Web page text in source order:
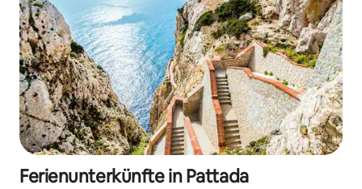
Ferienunterkünfte in Pattada